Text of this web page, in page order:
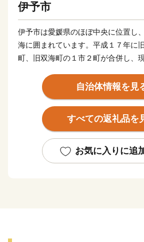
伊予市
伊予市は愛媛県のほぼ中央に位置し
海に囲まれています。平成１７年に
町、旧双海町の１市２町が合併し、
車で２５分ほど。アクセスも良く住
伊予市の中心地郡中（ぐんちゅう）
え、大手の鰹節企業の工場や、小さ
さい）まつりでは県下でも有数の規
れ、多くの人でにぎわいます。郡中
自治体情報を見
すべての返礼品を
お気に入りに追